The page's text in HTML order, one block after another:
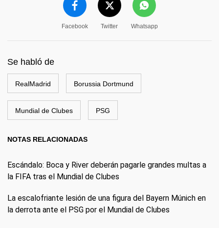
Facebook Twitter Whatsapp
Se habló de
RealMadrid Borussia Dortmund
Mundial de Clubes PSG
NOTAS RELACIONADAS
Escándalo: Boca y River deberán pagarle grandes multas a
la FIFA tras el Mundial de Clubes
La escalofriante lesión de una figura del Bayern Múnich en
la derrota ante el PSG por el Mundial de Clubes